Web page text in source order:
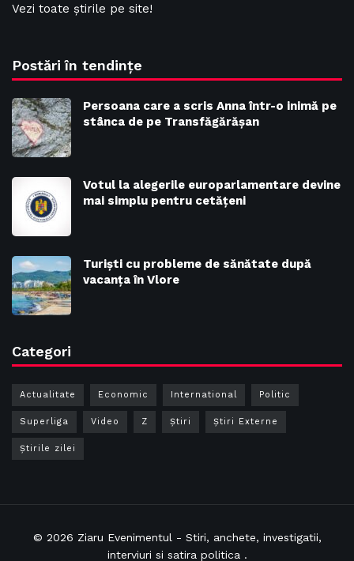
Vezi toate știrile pe site!
Postări în tendințe
Persoana care a scris Anna într-o inimă pe
stânca de pe Transfăgărășan
Votul la alegerile europarlamentare devine
mai simplu pentru cetățeni
Turiști cu probleme de sănătate după
vacanța în Vlore
Categori
Actualitate Economic International Politic
Superliga Video Z Ştiri Știri Externe
Știrile zilei
© 2026 Ziaru Evenimentul - Stiri, anchete, investigatii,
interviuri si satira politica .